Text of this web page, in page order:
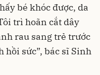
bé khóc được, da
trì hoãn cắt dây
rau sang trẻ trước
sức”, bác sĩ Sinh